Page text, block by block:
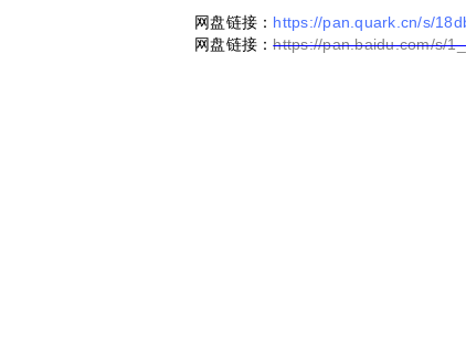
网盘链接： https://pan.quark.cn/s/
网盘链接：https://pan.baidu.com/s/